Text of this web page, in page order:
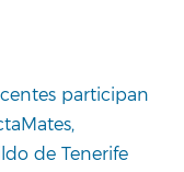
participan
de Tenerife